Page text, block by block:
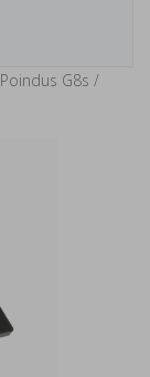
Poindus G8s /